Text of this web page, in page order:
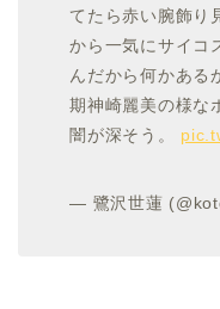
てたら赤い腕飾り
から一気にサイコ
んだから何かある
期神崎麗美の様な
闇が深そう。
— 鷺沢世蓮